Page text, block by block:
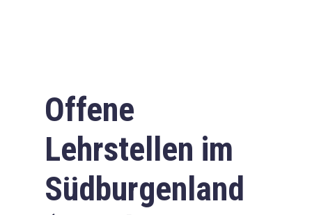
Offene
Lehrstellen im
Südburgenland